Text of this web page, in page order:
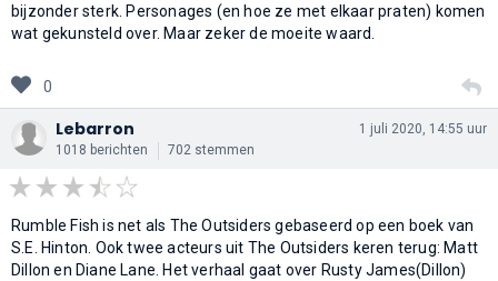
bijzonder sterk. Personages (en hoe ze met elkaar praten) komen
wat gekunsteld over. Maar zeker de moeite waard.
0
Lebarron
1018 berichten 702 stemmen
1 juli 2020, 14:55 uur
Rumble Fish is net als The Outsiders gebaseerd op een boek van
S.E. Hinton. Ook twee acteurs uit The Outsiders keren terug: Matt
Dillon en Diane Lane. Het verhaal gaat over Rusty James(Dillon)